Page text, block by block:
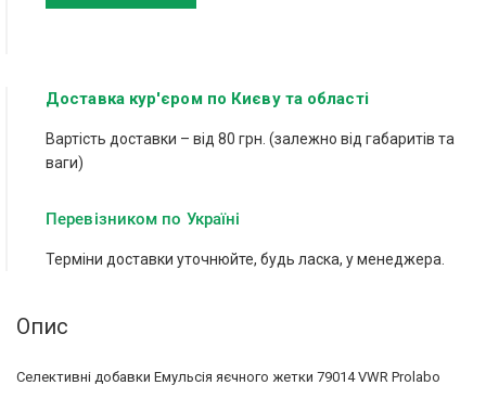
Доставка кур'єром по Києву та області
Вартість доставки – від 80 грн. (залежно від габаритів та
ваги)
Перевізником по Україні
Терміни доставки уточнюйте, будь ласка, у менеджера.
Опис
Селективні добавки Емульсія яєчного жетки 79014 VWR Prolabo